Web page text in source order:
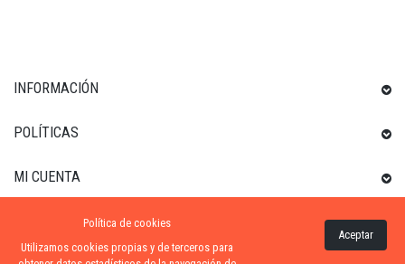
INFORMACIÓN
POLÍTICAS
MI CUENTA
INFORMACIÓN SOBRE LA TIENDA
Política de cookies
Utilizamos cookies propias y de terceros para
Aceptar